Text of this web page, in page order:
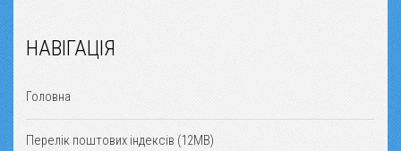
НАВІГАЦІЯ
Головна
Перелік поштових індексів (12MB)